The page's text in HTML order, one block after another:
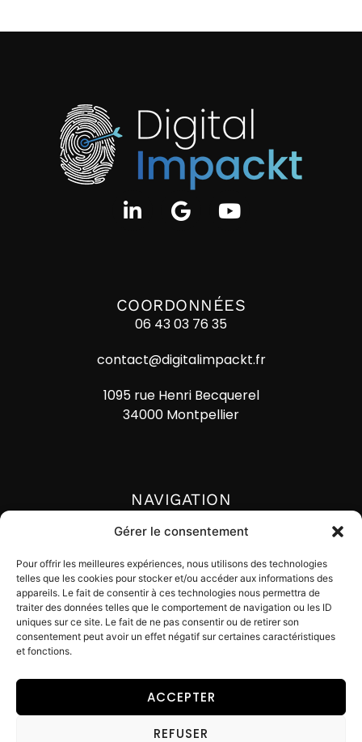
Gérer le consentement
Pour offrir les meilleures expériences, nous utilisons des technologies
telles que les cookies pour stocker et/ou accéder aux informations des
appareils. Le fait de consentir à ces technologies nous permettra de
traiter des données telles que le comportement de navigation ou les ID
uniques sur ce site. Le fait de ne pas consentir ou de retirer son
consentement peut avoir un effet négatif sur certaines caractéristiques
et fonctions.
ACCEPTER
REFUSER
COORDONNÉES
06 43 03 76 35
contact@digitalimpackt.fr
1095 rue Henri Becquerel
34000 Montpellier
NAVIGATION
Accueil
Actualités
Lexique
Contact
© Digital Impackt